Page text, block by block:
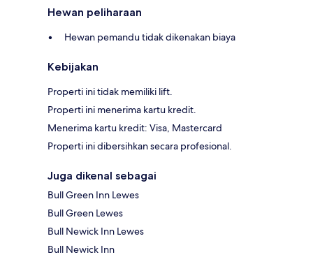
Hewan peliharaan
Hewan pemandu tidak dikenakan biaya
Kebijakan
Properti ini tidak memiliki lift.
Properti ini menerima kartu kredit.
Menerima kartu kredit: Visa, Mastercard
Properti ini dibersihkan secara profesional.
Juga dikenal sebagai
Bull Green Inn Lewes
Bull Green Lewes
Bull Newick Inn Lewes
Bull Newick Inn